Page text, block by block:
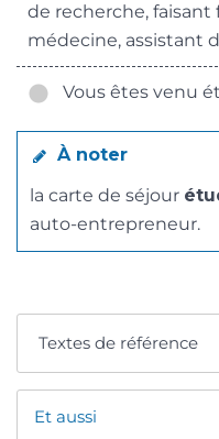
de recherche, faisant
médecine, assistant
Vous êtes venu
À noter
la carte de séjour
auto-entrepreneur.
Textes de référence
Et aussi